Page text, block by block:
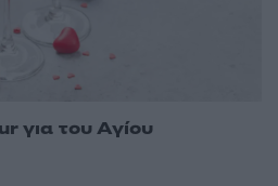
για του Αγίου